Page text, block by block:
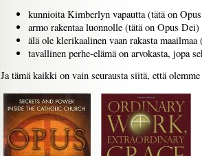
kunnioita Kimberlyn vapautta (tätä on
armo rakentaa luonnolle (tätä on Opus Dei)
älä ole klerikaalinen vaan rakasta
tavallinen perhe-elämä on arvokasta, jopa
Ja tämä kaikki on vain seurausta siitä, että